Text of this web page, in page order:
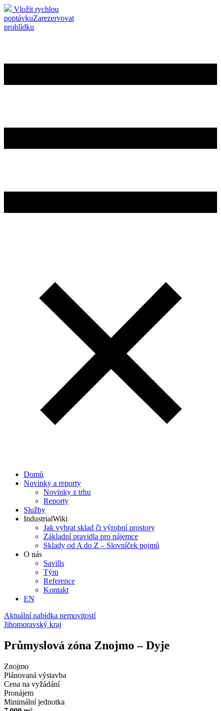
Vložit rychlou
poptávkuZarezervovat
prohlídku
Domů
Novinky a reporty
Novinky z trhu
Reporty
Služby
IndustrialWiki
Jak vybrat sklad či výrobní prostory
Základní pravidla pro nájemce
Sklady od A do Z – Slovníček pojmů
O nás
Savills
Tým
Reference
Kontakt​
EN
Aktuální nabídka nemovitostí
Jihomoravský kraj
Průmyslová zóna Znojmo – Dyje
Znojmo
Plánovaná výstavba
Cena na vyžádání
Pronájem
Minimální jednotka